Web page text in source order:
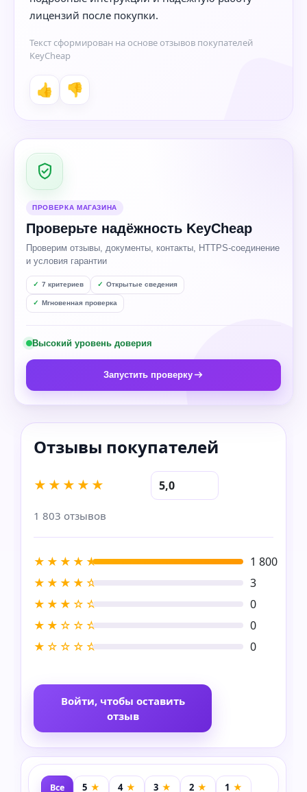
лицензий после покупки.
Текст сформирован на основе отзывов покупателей
KeyCheap
👍 👎
ПРОВЕРКА МАГАЗИНА
Проверьте надёжность KeyCheap
Проверим отзывы, документы, контакты, HTTPS-соединение
и условия гарантии
7 критериев Открытые сведения
Мгновенная проверка
Высокий уровень доверия
Запустить проверку
★★★★★ 5,0
1 803 отзывов
★★★★★
1 800
★★★★☆
3
★★★☆☆
0
★★☆☆☆
0
★☆☆☆☆
0
Войти, чтобы оставить
отзыв
Все